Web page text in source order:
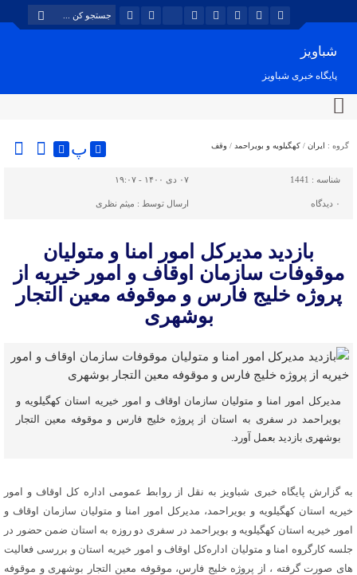
شباویز
پایگاه خبری شباویز
گروه : ایران / کهگیلویه و بویراحمد / وقف پ
شناسه : 1441 ۰۷ دی ۱۴۰۰ - ۱۹:۰۷
۰ دیدگاه ارسال توسط : میثم نظری
بازدید مدیرکل امور امنا و متولیان
موقوفات سازمان اوقاف و امور خیریه از
پروژه خلیج فارس و موقوفه معین التجار
بوشهری
مدیرکل امور امنا و متولیان سازمان اوقاف و امور خیریه استان کهگیلویه و
بویراحمد در سفری به استان از پروژه خلیج فارس و موقوفه معین التجار
بوشهری بازدید بعمل آورد.
به گزارش پایگاه خبری شباویز به نقل از روابط عمومی اداره کل اوقاف و امور
خیریه استان کهگیلویه و بویراحمد، مدیرکل امور امنا و متولیان سازمان اوقاف و
امور خیریه استان کهگیلویه و بویراحمد در سفری دو روزه به استان ضمن حضور در
جلسه کارگروه امنا و متولیان اداره‌کل اوقاف و امور خیریه استان و بررسی فعالیت
های صورت گرفته ، از پروژه خلیج فارس، موقوفه معین التجار بوشهری و موقوفه